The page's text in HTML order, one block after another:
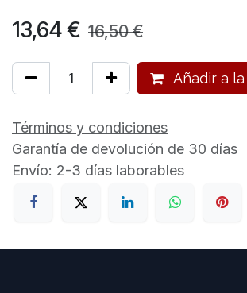
13,64€ 16,50€
Añadir a
Términos y condiciones
Garantía de devolución de 30 días
Envío: 2-3 días laborables